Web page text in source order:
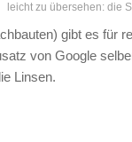
leicht zu übersehen: die
gibt es für
von Google
Linsen.